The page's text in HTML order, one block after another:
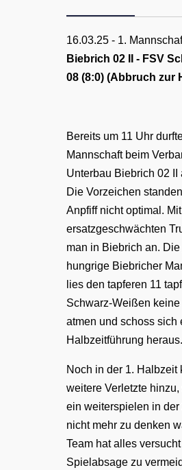
16.03.25 - 1.
Biebrich 02 II - FSV
08 (8:0) (Abbruch zur
Bereits um 11 Uhr
Mannschaft beim
Unterbau Biebrich 02 II
Die Vorzeichen
Anpfiff nicht optimal.
ersatzgeschwächten
man in Biebrich an. Die
hungrige Biebricher
lies den tapferen 11
Schwarz-Weißen keine
atmen und schoss sich
Halbzeitführung heraus.
Noch in der 1. Halbzeit
weitere Verletzte hinzu,
ein weiterspielen in
nicht mehr zu denken
Team hat alles
Spielabsage zu